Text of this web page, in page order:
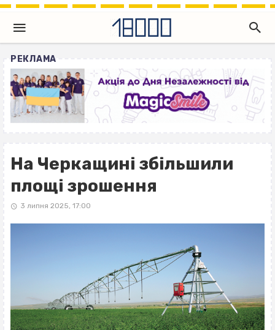
РЕКЛАМА
На Черкащині збільшили
площі зрошення
3 липня 2025, 17:00